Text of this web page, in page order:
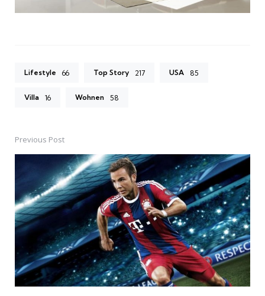
Lifestyle 66 Top Story 217 USA 85
Villa 16 Wohnen 58
Post
navigation
Previous Post